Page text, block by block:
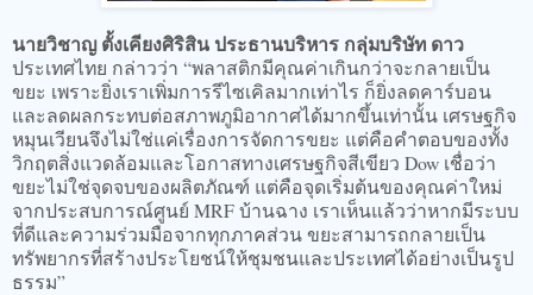
นายวิชาญ ตั้งเคียงศิริสิน ประธานบริหาร กลุ่มบริษัท ดาว
ประเทศไทย กล่าวว่า “พลาสติกมีคุณค่าเกินกว่าจะกลายเป็น
ขยะ เพราะยิ่งเราเพิ่มการรีไซเคิลมากเท่าไร ก็ยิ่งลดคาร์บอน
และลดผลกระทบต่อสภาพภูมิอากาศได้มากขึ้นเท่านั้น เศรษฐกิจ
หมุนเวียนจึงไม่ใช่แค่เรื่องการจัดการขยะ แต่คือคำตอบของทั้ง
วิกฤตสิ่งแวดล้อมและโอกาสทางเศรษฐกิจสีเขียว Dow เชื่อว่า
ขยะไม่ใช่จุดจบของผลิตภัณฑ์ แต่คือจุดเริ่มต้นของคุณค่าใหม่
จากประสบการณ์ศูนย์ MRF บ้านฉาง เราเห็นแล้วว่าหากมีระบบ
ที่ดีและความร่วมมือจากทุกภาคส่วน ขยะสามารถกลายเป็น
ทรัพยากรที่สร้างประโยชน์ให้ชุมชนและประเทศได้อย่างเป็นรูป
ธรรม”